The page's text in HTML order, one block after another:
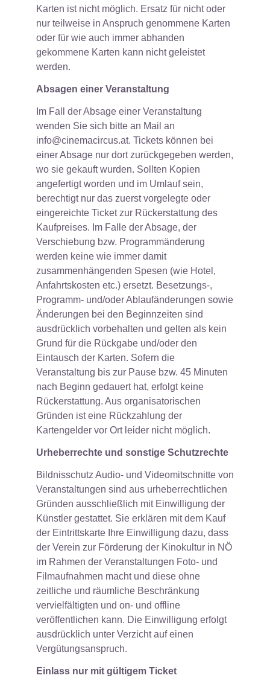
Karten ist nicht möglich. Ersatz für nicht oder
nur teilweise in Anspruch genommene Karten
oder für wie auch immer abhanden
gekommene Karten kann nicht geleistet
werden.
Absagen einer Veranstaltung
Im Fall der Absage einer Veranstaltung
wenden Sie sich bitte an Mail an
info@cinemacircus.at. Tickets können bei
einer Absage nur dort zurückgegeben werden,
wo sie gekauft wurden. Sollten Kopien
angefertigt worden und im Umlauf sein,
berechtigt nur das zuerst vorgelegte oder
eingereichte Ticket zur Rückerstattung des
Kaufpreises. Im Falle der Absage, der
Verschiebung bzw. Programmänderung
werden keine wie immer damit
zusammenhängenden Spesen (wie Hotel,
Anfahrtskosten etc.) ersetzt. Besetzungs-,
Programm- und/oder Ablaufänderungen sowie
Änderungen bei den Beginnzeiten sind
ausdrücklich vorbehalten und gelten als kein
Grund für die Rückgabe und/oder den
Eintausch der Karten. Sofern die
Veranstaltung bis zur Pause bzw. 45 Minuten
nach Beginn gedauert hat, erfolgt keine
Rückerstattung. Aus organisatorischen
Gründen ist eine Rückzahlung der
Kartengelder vor Ort leider nicht möglich.
Urheberrechte und sonstige Schutzrechte
Bildnisschutz Audio- und Videomitschnitte von
Veranstaltungen sind aus urheberrechtlichen
Gründen ausschließlich mit Einwilligung der
Künstler gestattet. Sie erklären mit dem Kauf
der Eintrittskarte Ihre Einwilligung dazu, dass
der Verein zur Förderung der Kinokultur in NÖ
im Rahmen der Veranstaltungen Foto- und
Filmaufnahmen macht und diese ohne
zeitliche und räumliche Beschränkung
vervielfältigten und on- und offline
veröffentlichen kann. Die Einwilligung erfolgt
ausdrücklich unter Verzicht auf einen
Vergütungsanspruch.
Einlass nur mit gültigem Ticket